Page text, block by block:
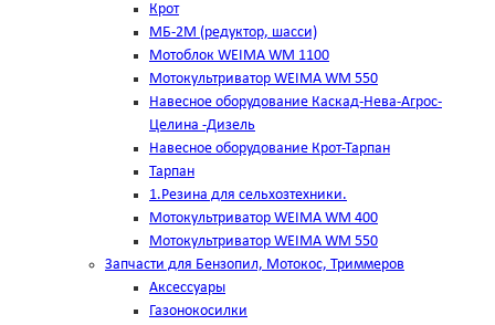
Крот
МБ-2М (редуктор, шасси)
Мотоблок WEIMA WM 1100
Мотокультриватор WEIMA WM 550
Навесное оборудование Каскад-Нева-Агрос-
Целина -Дизель
Навесное оборудование Крот-Тарпан
Тарпан
1.Резина для сельхозтехники.
Мотокультриватор WEIMA WM 400
Мотокультриватор WEIMA WM 550
Запчасти для Бензопил, Мотокос, Триммеров
Аксессуары
Газонокосилки